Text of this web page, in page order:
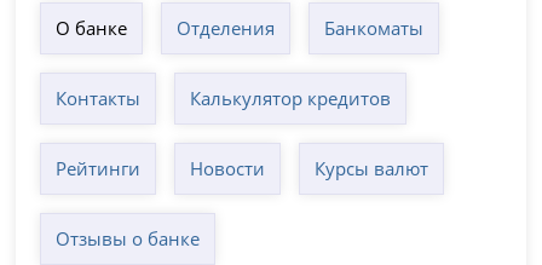
О банке Отделения Банкоматы
Контакты Калькулятор кредитов
Рейтинги Новости Курсы валют
Отзывы о банке